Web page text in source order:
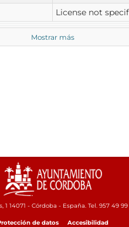
License not
Mostrar más
1 14071 - Córdoba - España. Tel. 957 49
de datos Accesibilidad